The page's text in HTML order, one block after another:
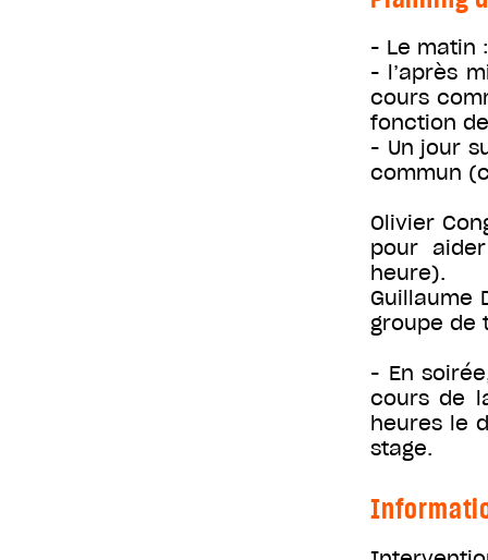
- Le matin
- l’après
cours
fonction
- Un jour
commun
Olivier
pour
heure).
Guillaume
groupe de
- En
cours de
heures le
stage.